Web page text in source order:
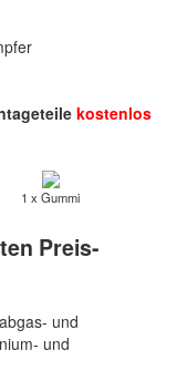
kostenlos
1 x Gummi
Preis-
und
und